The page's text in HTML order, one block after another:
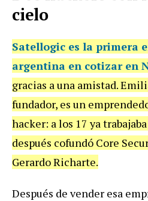
cielo
Satellogic es la primera
argentina en cotizar en
gracias a una amistad.
fundador, es un
hacker: a los 17 ya
después cofundó Core
Gerardo Richarte.
Después de vender esa